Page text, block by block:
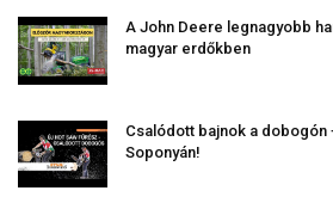
A John Deere legnagyobb
magyar erdőkben
Csalódott bajnok a dobogón
Soponyán!